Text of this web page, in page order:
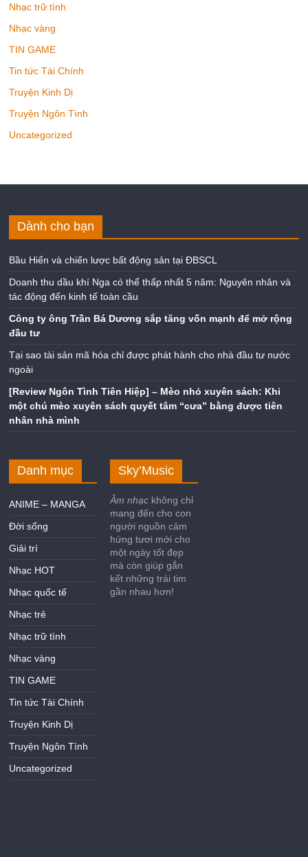
Nhạc trữ tình
Nhạc vàng
TIN GAME
Tin tức Tài Chính
Truyện Kinh Dị
Truyện Ngôn Tình
Uncategorized
Dành cho bạn
Bầu Hiển và chiến lược bất động sản tại ĐBSCL
Doanh thu dầu khí Nga có thể thấp nhất 5 năm: Nguyên nhân và
tác động đến kinh tế toàn cầu
Công ty ông Trần Bá Dương sắp tăng vốn mạnh để mở rộng
đầu tư
Tại sao tài sản mã hóa chỉ được phát hành cho nhà đầu tư nước
ngoài
[Review Ngôn Tình Tiên Hiệp] – Mèo nhỏ xuyên sách: Khi
một chú mèo xuyên sách quyết tâm “cưa” bằng được tiên
nhân nhà mình
Danh mục
ANIME – MANGA
Đời sống
Giải trí
Nhạc HOT
Nhạc quốc tế
Nhạc trẻ
Nhạc trữ tình
Nhạc vàng
TIN GAME
Tin tức Tài Chính
Truyện Kinh Dị
Truyện Ngôn Tình
Uncategorized
Sky’Music
Âm nhạc không chỉ
mang đến cho con
người nguồn cảm
hứng tươi mới cho
một ngày tốt đẹp
mà còn giúp gắn
kết những trái tim
gần nhau hơn!